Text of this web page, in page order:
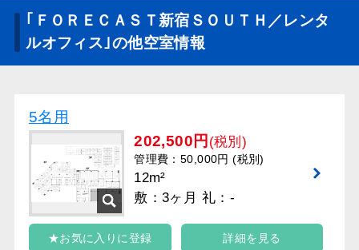
｢ＦＯＲＥＣＡＳＴ新宿ＳＯＵＴＨ／レンタ
ルオフィス｣の他空室情報
5名用
202,500円 (税別)
管理費：50,000円 (税別)
12m²
敷：3ヶ月 礼：-
★お気に入りに登録 詳細を見る